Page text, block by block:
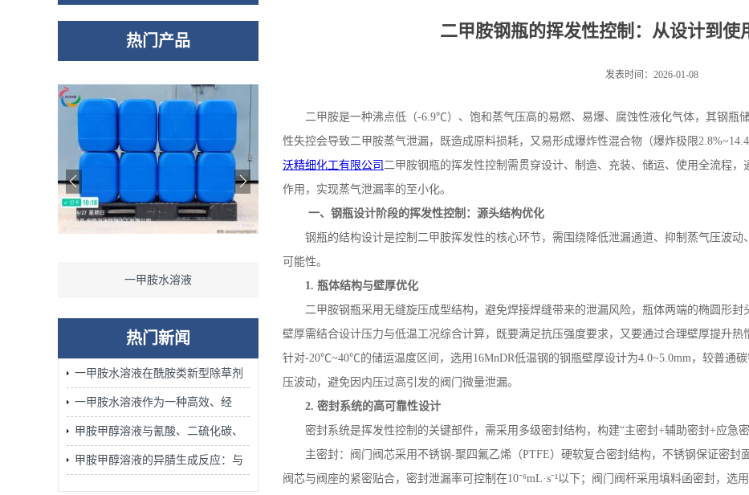
热门产品
一甲胺（无水） 二甲胺水溶液
热门新闻
一甲胺水溶液在酰胺类新型除草剂
的合成中发挥着不可替代的作用
一甲胺水溶液作为一种高效、经
济、安全的胺化试剂广泛应用
甲胺甲醇溶液与氰酸、二硫化碳、
腈、环氧化物的加成反应：含氮杂
甲胺甲醇溶液的异腈生成反应：与
二甲胺钢瓶的挥发性控制：从设计到使
发表时间：2026-01-08
二甲胺是一种沸点低（-6.9℃）、饱和蒸气压高的易燃、易爆、腐蚀性液化气体，其钢瓶
性失控会导致二甲胺蒸气泄漏，既造成原料损耗，又易形成爆炸性混合物（爆炸极限
沃精细化工有限公司 二甲胺钢瓶的挥发性控制需贯穿设计、制造、充装、储运、使用全流程
作用，实现蒸气泄漏率的至小化。
一、钢瓶设计阶段的挥发性控制：源头结构优化
钢瓶的结构设计是控制二甲胺挥发性的核心环节，需围绕降低泄漏通道、抑制蒸气压波
可能性。
1.瓶体结构与壁厚优化
二甲胺钢瓶采用无缝旋压成型结构，避免焊接焊缝带来的泄漏风险，瓶体两端的椭圆形
壁厚需结合设计压力与低温工况综合计算，既要满足抗压强度要求，又要通过合理壁厚提升热
针对-20℃~40℃的储运温度区间，选用 16MnDR低温钢的钢瓶壁厚设计为4.0~5.0mm ，较普通
压波动，避免因内压过高引发的阀门微量泄漏。
2.密封系统的高可靠性设计
密封系统是挥发性控制的关键部件，需采用多级密封结构，构建“主密封+辅助密封+应急
主密封：阀门阀芯采用不锈钢-聚四氟乙烯（PTFE）硬软复合密封结构，不锈钢保证密封
阀芯与阀座的紧密贴合，密封泄漏率可控制在10⁻⁶mL·s⁻¹以下；阀门阀杆采用填料函密封，选